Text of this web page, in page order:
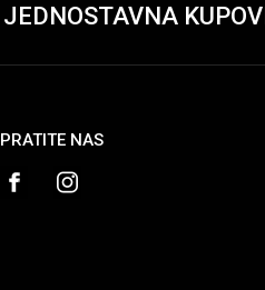
JEDNOSTAVNA
PRATITE NAS